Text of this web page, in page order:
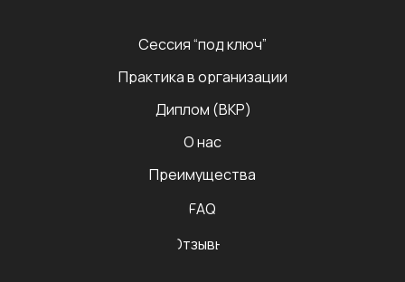
Сессия “под ключ”
Практика в организации
Диплом (ВКР)
О нас
Преимущества
FAQ
Отзывы